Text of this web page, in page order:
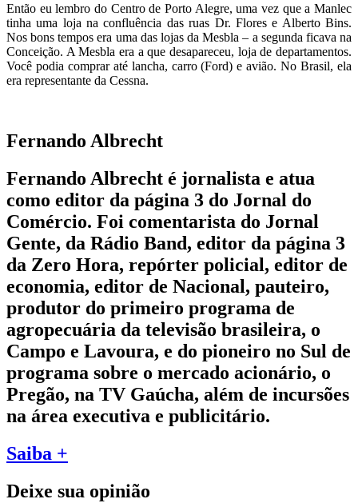
Então eu lembro do Centro de Porto Alegre, uma vez que a Manlec
tinha uma loja na confluência das ruas Dr. Flores e Alberto Bins.
Nos bons tempos era uma das lojas da Mesbla – a segunda ficava na
Conceição. A Mesbla era a que desapareceu, loja de departamentos.
Você podia comprar até lancha, carro (Ford) e avião. No Brasil, ela
era representante da Cessna.
Fernando Albrecht
Fernando Albrecht é jornalista e atua
como editor da página 3 do Jornal do
Comércio. Foi comentarista do Jornal
Gente, da Rádio Band, editor da página 3
da Zero Hora, repórter policial, editor de
economia, editor de Nacional, pauteiro,
produtor do primeiro programa de
agropecuária da televisão brasileira, o
Campo e Lavoura, e do pioneiro no Sul de
programa sobre o mercado acionário, o
Pregão, na TV Gaúcha, além de incursões
na área executiva e publicitário.
Saiba +
Deixe sua opinião